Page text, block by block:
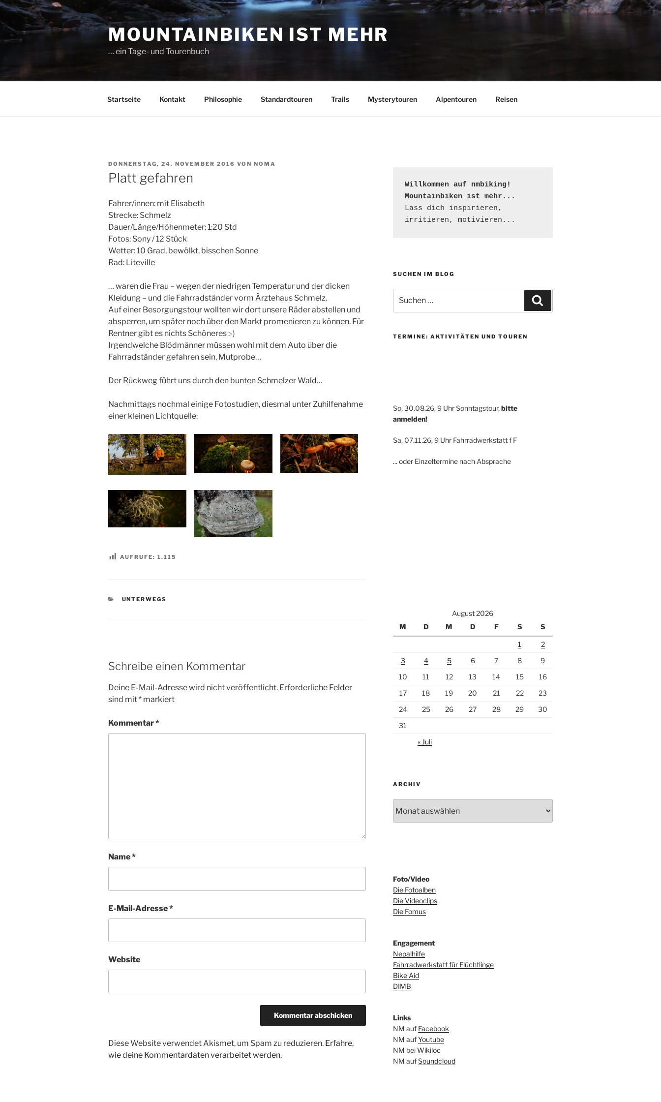
Zum
springen
MOUNTAINBIKEN IST MEHR
… ein Tage- und Tourenbuch
Startseite Kontakt Philosophie Standardtouren Trails Mysterytouren Alpentouren Reisen
VERÖFFENTLICHT
AM
DONNERSTAG, 24. NOVEMBER 2016 VON NOMA
Platt gefahren
Fahrer/innen: mit Elisabeth
Strecke: Schmelz
Dauer/Länge/Höhenmeter: 1:20 Std
Fotos: Sony / 12 Stück
Wetter: 10 Grad, bewölkt, bisschen Sonne
Rad: Liteville
… waren die Frau – wegen der niedrigen Temperatur und der dicken
Kleidung – und die Fahrradständer vorm Ärztehaus Schmelz.
Auf einer Besorgungstour wollten wir dort unsere Räder abstellen und
absperren, um später noch über den Markt promenieren zu können. Für
Rentner gibt es nichts Schöneres :-)
Irgendwelche Blödmänner müssen wohl mit dem Auto über die
Fahrradständer gefahren sein, Mutprobe…
Der Rückweg führt uns durch den bunten Schmelzer Wald…
Nachmittags nochmal einige Fotostudien, diesmal unter Zuhilfenahme
einer kleinen Lichtquelle:
AUFRUFE: 1.115
KATEGORIEN
UNTERWEGS
Schreibe einen Kommentar
Deine E-Mail-Adresse wird nicht veröffentlicht. Erforderliche Felder
sind mit* markiert
Kommentar*
Name*
E-Mail-Adresse*
Website
Diese Website verwendet Akismet, um Spam zu reduzieren. Erfahre,
wie deine Kommentardaten verarbeitet werden.
Willkommen auf nmbiking!
Mountainbiken ist mehr...
Lass dich inspirieren,
irritieren, motivieren...
SUCHEN IM BLOG
nach:
TERMINE: AKTIVITÄTEN UND TOUREN
So, 30.08.26, 9 Uhr Sonntagstour,bitte
anmelden!
Sa, 07.11.26, 9 Uhr Fahrradwerkstatt f F
... oder Einzeltermine nach Absprache
August 2026
M
D M D F S S
1
2
3
4 5 6 7 8
9
10
11 12 13 14 15
16
17
18 19 20 21 22
23
24
25 26 27 28 29
30
31
« Juli
ARCHIV
Foto/Video
Die Fotoalben
Die Videoclips
Die Fomus
Engagement
Nepalhilfe
Fahrradwerkstatt für Flüchtlinge
Bike Aid
DIMB
Links
NM auf Facebook
NM aufYoutube
NM beiWikiloc
NM aufSoundcloud